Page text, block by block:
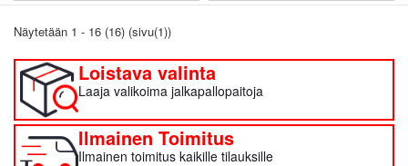
Näytetään 1 - 16 (16) (sivu(1))
Loistava valinta
Laaja valikoima jalkapallopaitoja
Ilmainen Toimitus
Ilmainen toimitus kaikille tilauksille